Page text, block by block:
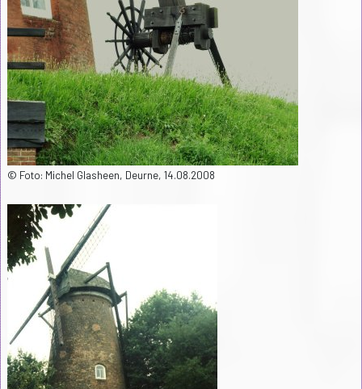
© Foto: Michel Glasheen, Deurne, 14.08.2008